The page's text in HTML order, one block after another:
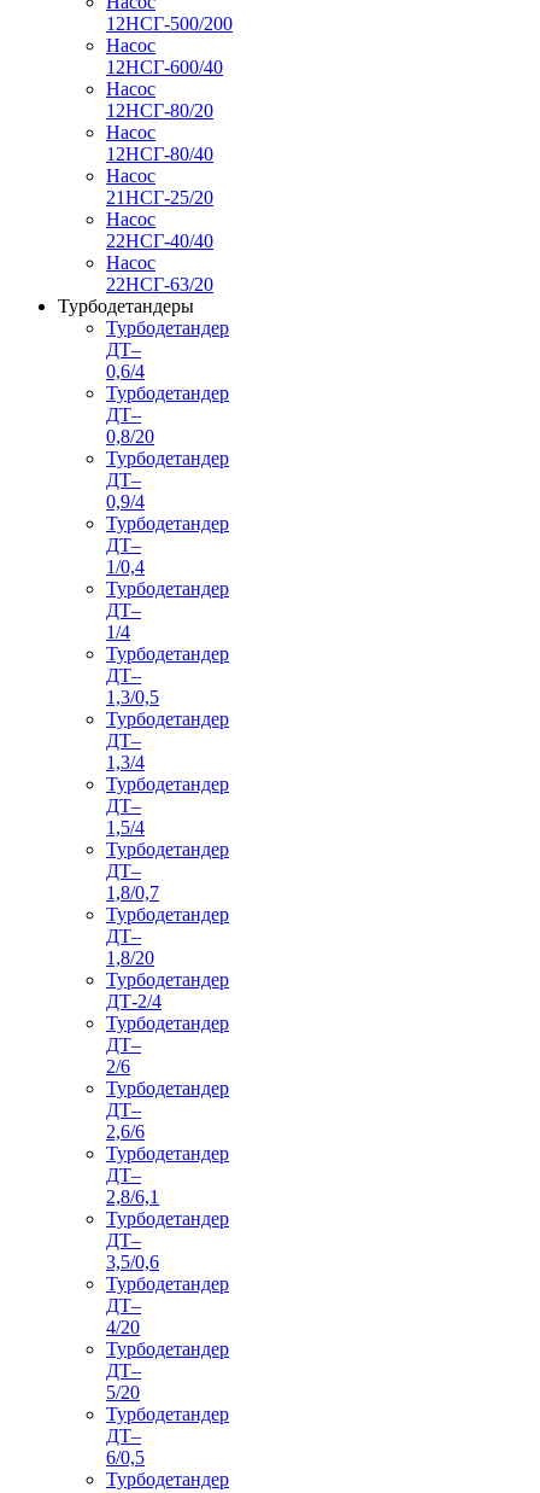
12НСГ-500/200
Насос
12НСГ-600/40
Насос
12НСГ-80/20
Насос
12НСГ-80/40
Насос
21НСГ-25/20
Насос
22НСГ-40/40
Насос
22НСГ-63/20
Турбодетандеры
Турбодетандер
ДТ–
0,6/4
Турбодетандер
ДТ–
0,8/20
Турбодетандер
ДТ–
0,9/4
Турбодетандер
ДТ–
1/0,4
Турбодетандер
ДТ–
1/4
Турбодетандер
ДТ–
1,3/0,5
Турбодетандер
ДТ–
1,3/4
Турбодетандер
ДТ–
1,5/4
Турбодетандер
ДТ–
1,8/0,7
Турбодетандер
ДТ–
1,8/20
Турбодетандер
ДТ-2/4
Турбодетандер
ДТ–
2/6
Турбодетандер
ДТ–
2,6/6
Турбодетандер
ДТ–
2,8/6,1
Турбодетандер
ДТ–
3,5/0,6
Турбодетандер
ДТ–
4/20
Турбодетандер
ДТ–
5/20
Турбодетандер
ДТ–
6/0,5
Турбодетандер